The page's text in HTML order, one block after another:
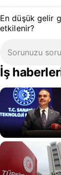
En düşük gelir
etkilenir?
İş